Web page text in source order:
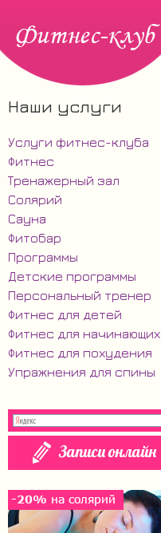
Наши услуги
Услуги фитнес-клуба
Фитнес
Тренажерный зал
Солярий
Сауна
Фитобар
Программы
Детские программы
Персональный тренер
Фитнес для детей
Фитнес для начинающих
Фитнес для похудения
Упражнения для спины